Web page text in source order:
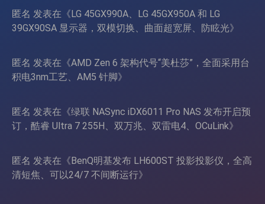
匿名 发表在《 LG 45GX990A、LG 45GX950A 和 LG
39GX90SA 显示器，双模切换、曲面超宽屏、防眩光》
匿名 发表在《AMD Zen 6 架构代号“美杜莎”，全面采用台
积电3nm工艺、AM5 针脚》
匿名 发表在《绿联 NASync iDX6011 Pro NAS 发布开启预
订，酷睿 Ultra 7 255H、双万兆、双雷电4、OCuLink》
匿名 发表在《 BenQ明基发布 LH600ST 投影投影仪，全高
清短焦、可以24/7 不间断运行》